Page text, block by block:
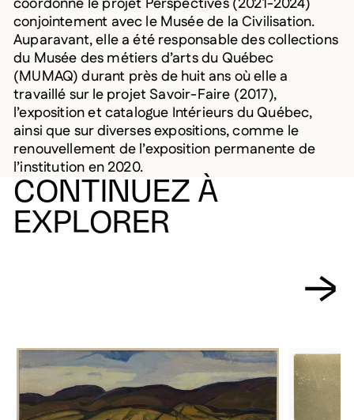
conjointement avec le Musée de la Civilisation.
Auparavant, elle a été responsable des collections
du Musée des métiers d’arts du Québec
(MUMAQ) durant près de huit ans où elle a
travaillé sur le projet Savoir-Faire (2017),
l’exposition et catalogue Intérieurs du Québec,
ainsi que sur diverses expositions, comme le
renouvellement de l’exposition permanente de
l’institution en 2020.
CONTINUEZ À
EXPLORER